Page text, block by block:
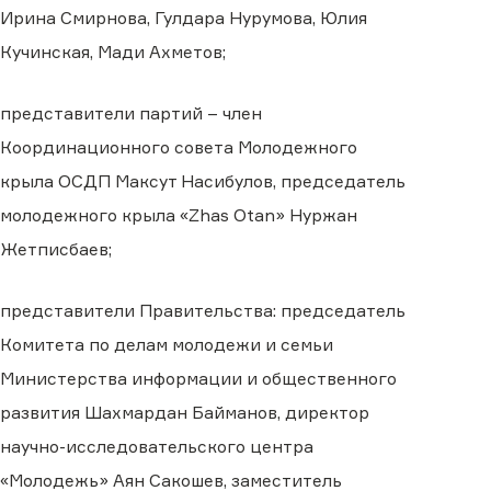
Ирина Смирнова, Гулдара Нурумова, Юлия
Кучинская, Мади Ахметов;
представители партий – член
Координационного совета Молодежного
крыла ОСДП Максут Насибулов, председатель
молодежного крыла «Zhas Otan» Нуржан
Жетписбаев;
представители Правительства: председатель
Комитета по делам молодежи и семьи
Министерства информации и общественного
развития Шахмардан Байманов, директор
научно-исследовательского центра
«Молодежь» Аян Сакошев, заместитель